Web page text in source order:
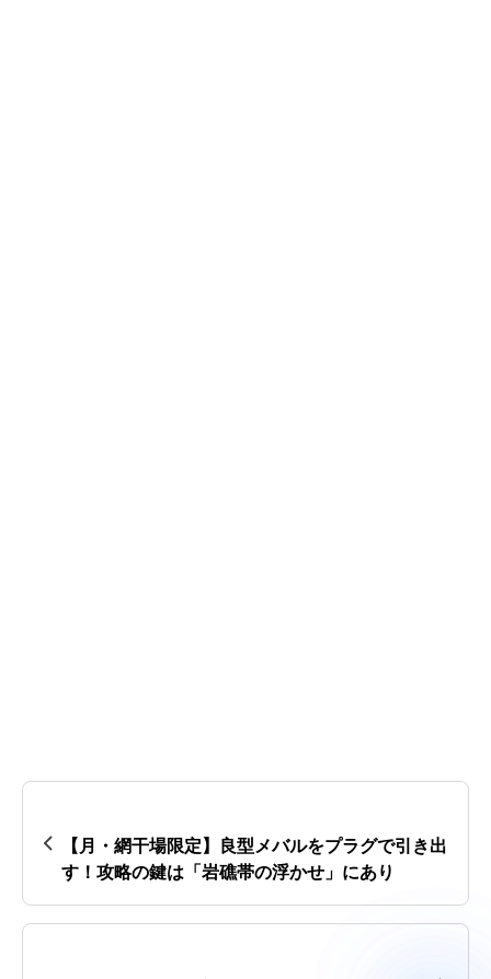
【3月・網干場限定】良型メバルをプラグで引き出
す！攻略の鍵は「岩礁帯の浮かせ」にあり